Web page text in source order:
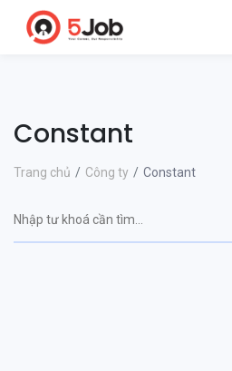
Constant
Trang chủ Công ty Constant